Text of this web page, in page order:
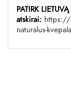
PATIRK
atskirai: https://
naturalus-